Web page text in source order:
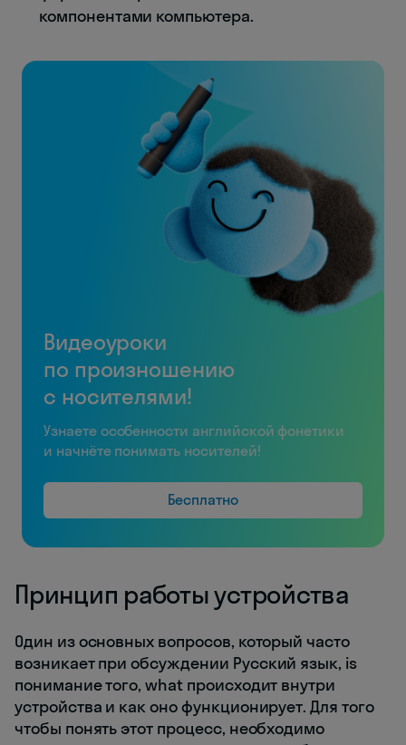
компонентами компьютера.
Видеоуроки
по произношению
с носителями!
Узнаете особенности английской фонетики
и начнёте понимать носителей!
Бесплатно
Принцип работы устройства
Один из основных вопросов, который часто
возникает при обсуждении Русский язык, is
понимание того, what происходит внутри
устройства и как оно функционирует. Для того
чтобы понять этот процесс, необходимо